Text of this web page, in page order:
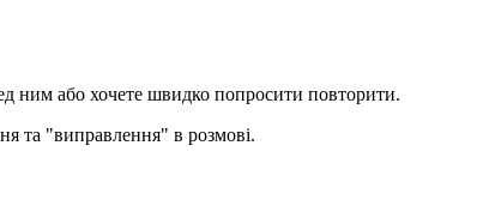
ним або хочете швидко попросити повторити.
та "виправлення" в розмові.